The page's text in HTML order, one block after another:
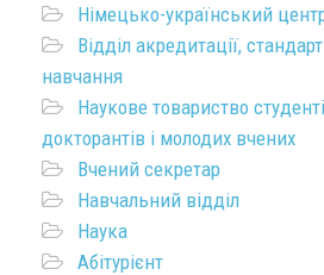
Німецько-український
Відділ акредитації,
навчання
Наукове товариство
докторантів і молодих вчених
Вчений секретар
Навчальний відділ
Наука
Абітурієнт